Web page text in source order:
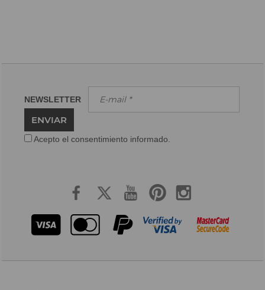
NEWSLETTER
ENVIAR
Acepto el consentimiento informado.